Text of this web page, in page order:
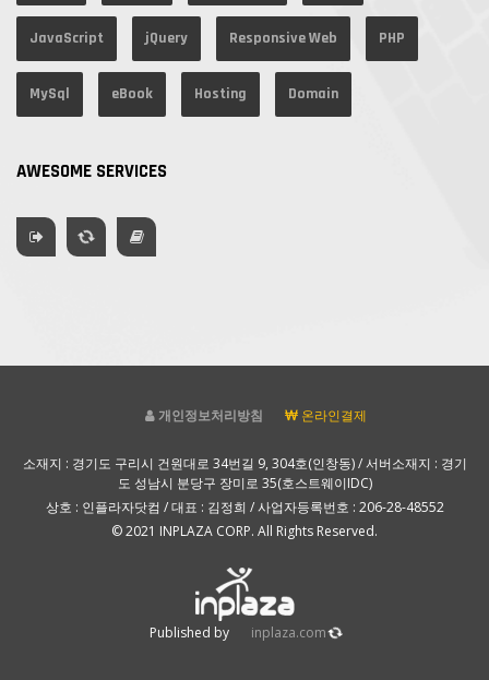
JavaScript jQuery Responsive Web PHP
MySql eBook Hosting Domain
AWESOME SERVICES
개인정보처리방침 온라인결제
소재지 : 경기도 구리시 건원대로 34번길 9, 304호(인창동) / 서버소재지 : 경기
도 성남시 분당구 장미로 35(호스트웨이IDC)
상호 : 인플라자닷컴 / 대표 : 김정희 / 사업자등록번호 : 206-28-48552
© 2021 INPLAZA CORP. All Rights Reserved.
Published by inplaza.com